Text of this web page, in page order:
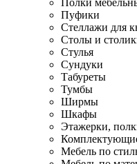
Полки
Пуфики
Стеллажи для
Столы и
Стулья
Сундуки
Табуреты
Тумбы
Ширмы
Шкафы
Этажерки,
Мебель по